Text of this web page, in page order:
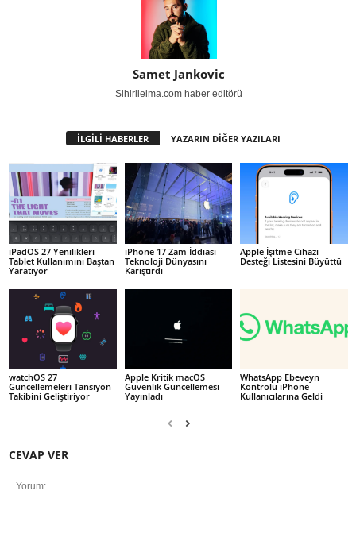
Samet Jankovic
Sihirlielma.com haber editörü
İLGİLİ HABERLER YAZARIN DİĞER YAZILARI
iPadOS 27 Yenilikleri
Tablet Kullanımını Baştan
Yaratıyor
iPhone 17 Zam İddiası
Teknoloji Dünyasını
Karıştırdı
Apple İşitme Cihazı
Desteği Listesini Büyüttü
watchOS 27
Güncellemeleri Tansiyon
Takibini Geliştiriyor
Apple Kritik macOS
Güvenlik Güncellemesi
Yayınladı
WhatsApp Ebeveyn
Kontrolü iPhone
Kullanıcılarına Geldi
CEVAP VER